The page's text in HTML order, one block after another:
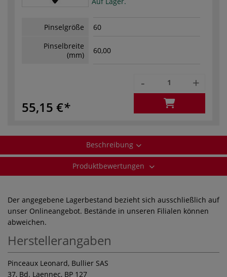
Pinselgröße
60
Pinselbreite
(mm)
60,00
55,15 €
- +
Beschreibung
Produktbewertungen
Der angegebene Lagerbestand bezieht sich ausschließlich auf
unser Onlineangebot. Bestände in unseren Filialen können
abweichen.
Herstellerangaben
Pinceaux Leonard, Bullier SAS
37, Bd. Laennec, BP 127